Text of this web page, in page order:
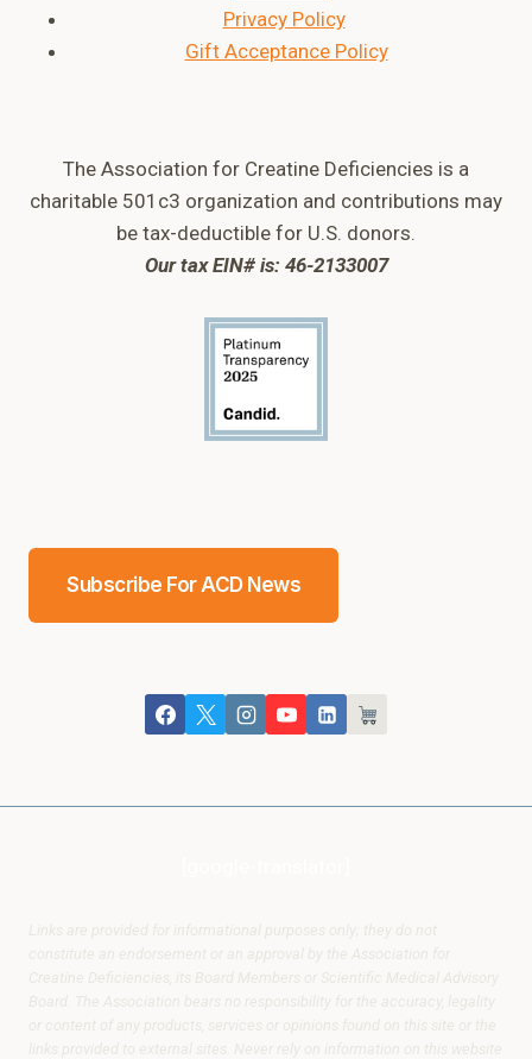
Privacy Policy
Gift Acceptance Policy
The Association for Creatine Deficiencies is a
charitable 501c3 organization and contributions may
be tax-deductible for U.S. donors.
Our tax EIN# is: 46-2133007
Subscribe For ACD News